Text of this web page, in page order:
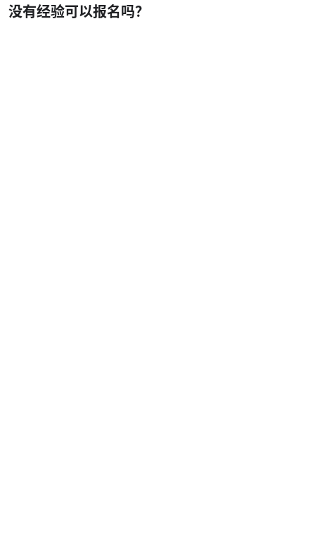
没有经验可以报名吗？